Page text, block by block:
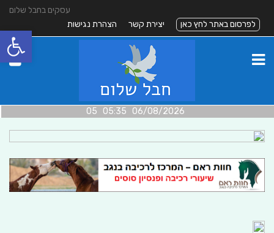
פתח
עסקים בחבל שלום
לפרסום באתר לחץ כאן
יצירת קשר הצהרת נגישות
06/08/2026 05:35 05